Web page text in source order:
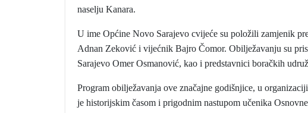
naselju Kanara.
U ime Općine Novo Sarajevo cvijeće su položili zamjenik
Adnan Zeković i vijećnik Bajro Čomor. Obilježavanju su
Sarajevo Omer Osmanović, kao i predstavnici boračkih
Program obilježavanja ove značajne godišnjice, u
je historijskim časom i prigodnim nastupom učenika